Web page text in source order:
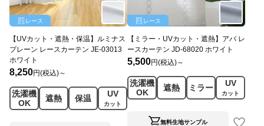
レース
【UVカット・遮熱・保温】ルミナス
プレーン レースカーテン JE-03013
ホワイト
8,250円(税込)～
洗濯機
OK
遮熱 保温 UV
カット
レース
【ミラー・UVカット・遮熱】アバ レ
ースカーテン JD-68020 ホワイト
5,500円(税込)～
洗濯機
OK
遮熱 ミラー UV
カット
無料生地サンプル